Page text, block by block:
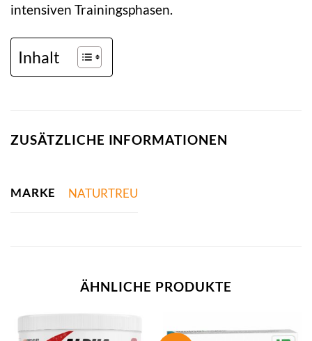
intensiven Trainingsphasen.
Inhalt
ZUSÄTZLICHE INFORMATIONEN
MARKE NATURTREU
ÄHNLICHE PRODUKTE